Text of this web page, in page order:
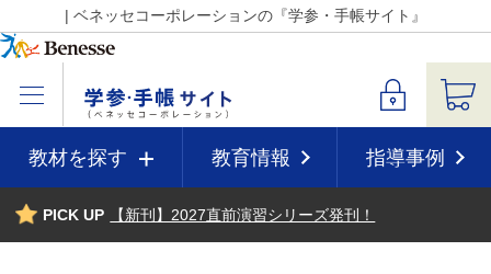
| ベネッセコーポレーションの『学参・手帳サイト』
教材を探す 教育情報 指導事例
PICK UP 【新刊】2027直前演習シリーズ発刊！